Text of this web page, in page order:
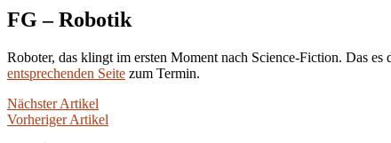
FG – Robotik
Roboter, das klingt im ersten Moment nach Science-Fiction. Das
entsprechenden Seite zum Termin.
Nächster Artikel
Vorheriger Artikel